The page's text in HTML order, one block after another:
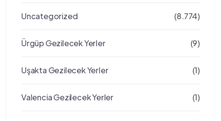
Uncategorized (8.774)
Ürgüp Gezilecek Yerler (9)
Uşakta Gezilecek Yerler (1)
Valencia Gezilecek Yerler (1)